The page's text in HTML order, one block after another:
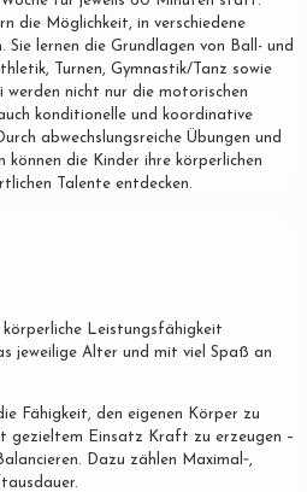
die Möglichkeit, in verschiedene
Sie lernen die Grundlagen von Ball- und
Turnen, Gymnastik/Tanz sowie
werden nicht nur die motorischen
konditionelle und koordinative
abwechslungsreiche Übungen und
können die Kinder ihre körperlichen
Talente entdecken.
Leistungsfähigkeit
jeweilige Alter und mit viel Spaß an
Fähigkeit, den eigenen Körper zu
gezieltem Einsatz Kraft zu erzeugen –
Dazu zählen Maximal‐,